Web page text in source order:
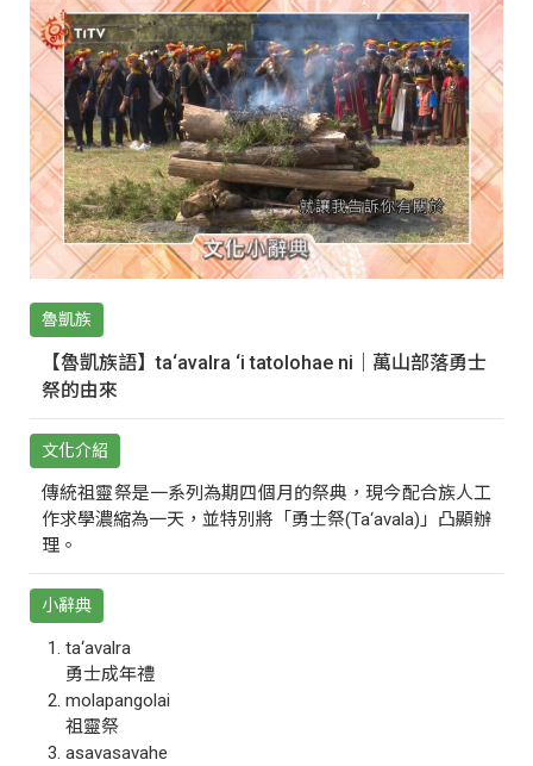
魯凱族
【魯凱族語】ta‘avalra ‘i tatolohae ni｜萬山部落勇士
祭的由來
文化介紹
傳統祖靈祭是一系列為期四個月的祭典，現今配合族人工
作求學濃縮為一天，並特別將「勇士祭(Ta‘avala)」凸顯辦
理。
小辭典
ta‘avalra
勇士成年禮
molapangolai
祖靈祭
asavasavahe